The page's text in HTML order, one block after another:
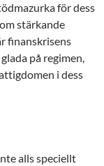
för dess
stärkande
finanskrisens
på regimen,
i dess
alls speciellt